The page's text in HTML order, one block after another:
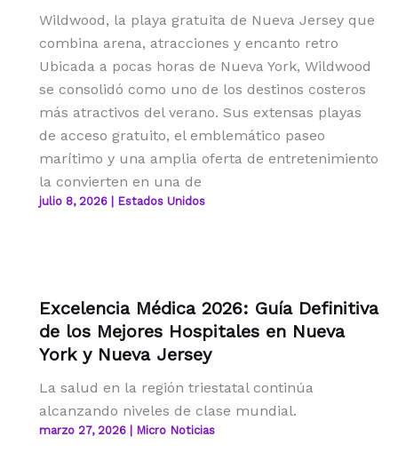
Wildwood, la playa gratuita de Nueva Jersey que
combina arena, atracciones y encanto retro
Ubicada a pocas horas de Nueva York, Wildwood
se consolidó como uno de los destinos costeros
más atractivos del verano. Sus extensas playas
de acceso gratuito, el emblemático paseo
marítimo y una amplia oferta de entretenimiento
la convierten en una de
julio 8, 2026 Estados Unidos
Excelencia Médica 2026: Guía Definitiva
de los Mejores Hospitales en Nueva
York y Nueva Jersey
La salud en la región triestatal continúa
alcanzando niveles de clase mundial.
marzo 27, 2026 Micro Noticias